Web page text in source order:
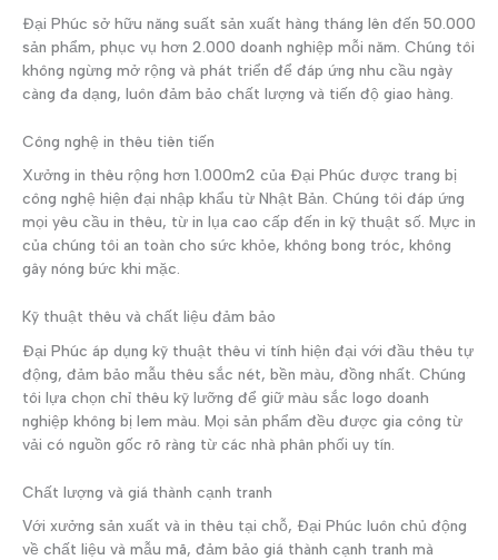
Đại Phúc sở hữu năng suất sản xuất hàng tháng lên đến 50.000
sản phẩm, phục vụ hơn 2.000 doanh nghiệp mỗi năm. Chúng tôi
không ngừng mở rộng và phát triển để đáp ứng nhu cầu ngày
càng đa dạng, luôn đảm bảo chất lượng và tiến độ giao hàng.
Công nghệ in thêu tiên tiến
Xưởng in thêu rộng hơn 1.000m2 của Đại Phúc được trang bị
công nghệ hiện đại nhập khẩu từ Nhật Bản. Chúng tôi đáp ứng
mọi yêu cầu in thêu, từ in lụa cao cấp đến in kỹ thuật số. Mực in
của chúng tôi an toàn cho sức khỏe, không bong tróc, không
gây nóng bức khi mặc.
Kỹ thuật thêu và chất liệu đảm bảo
Đại Phúc áp dụng kỹ thuật thêu vi tính hiện đại với đầu thêu tự
động, đảm bảo mẫu thêu sắc nét, bền màu, đồng nhất. Chúng
tôi lựa chọn chỉ thêu kỹ lưỡng để giữ màu sắc logo doanh
nghiệp không bị lem màu. Mọi sản phẩm đều được gia công từ
vải có nguồn gốc rõ ràng từ các nhà phân phối uy tín.
Chất lượng và giá thành cạnh tranh
Với xưởng sản xuất và in thêu tại chỗ, Đại Phúc luôn chủ động
về chất liệu và mẫu mã, đảm bảo giá thành cạnh tranh mà